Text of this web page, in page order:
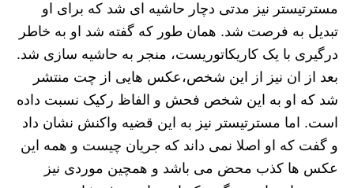
مسترتیستر نیز مدتی دچار حاشیه ای شد که برای او
تبدیل به فرصت شد. همان طور که گفته شد او به خاطر
درگیری با یک کاریکاتوریست، منجر به حاشیه سازی شد.
بعد از ان نیز از این شخص،عکس هایی از چت منتشر
شد که او به این شخص فحش و الفاظ رکیک نسبت داده
است. اما مسترتیستر نیز به این قضیه واکنش نشان داد
و گفت که او اصلا نمی داند که جریان چیست و همه این
عکس ها کذب محض می باشد و همچین موردی نیز